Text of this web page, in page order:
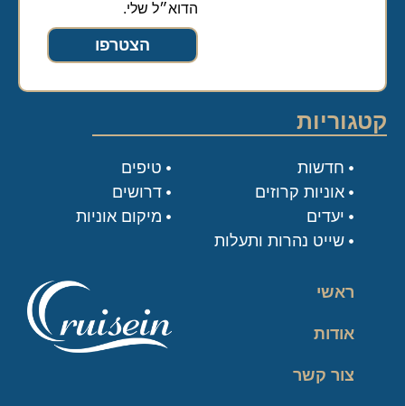
הדוא״ל שלי.
הצטרפו
ראשי
אודות
צור קשר
קטגוריות
טיפים
דרושים
מיקום אוניות
חדשות
אוניות קרוזים
יעדים
שייט נהרות ותעלות